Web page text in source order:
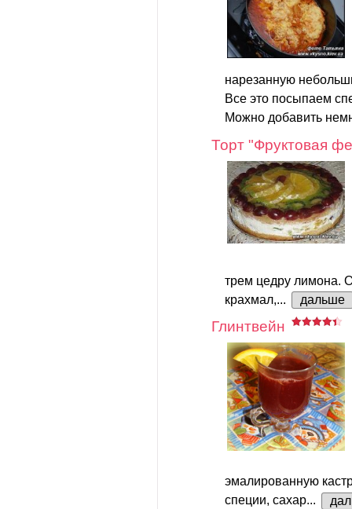
нарезанную
Все это посыпаем
Можно добавить
Торт "Фруктовая
трем цедру лимона.
крахмал,...
дальше
Глинтвейн
эмалированную
специи, сахар...